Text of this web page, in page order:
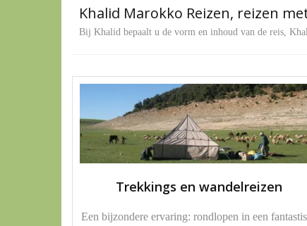
Khalid Marokko Reizen, reizen
Bij Khalid bepaalt u de vorm en inhoud van de reis,
Trekkings en wandelreizen
Een bijzondere ervaring: rondlopen in een